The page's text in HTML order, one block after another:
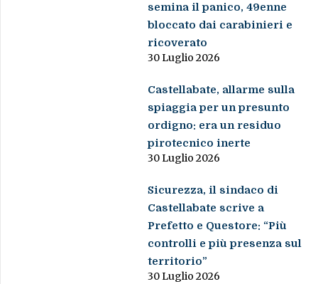
semina il panico, 49enne
bloccato dai carabinieri e
ricoverato
30 Luglio 2026
Castellabate, allarme sulla
spiaggia per un presunto
ordigno: era un residuo
pirotecnico inerte
30 Luglio 2026
Sicurezza, il sindaco di
Castellabate scrive a
Prefetto e Questore: “Più
controlli e più presenza sul
territorio”
30 Luglio 2026